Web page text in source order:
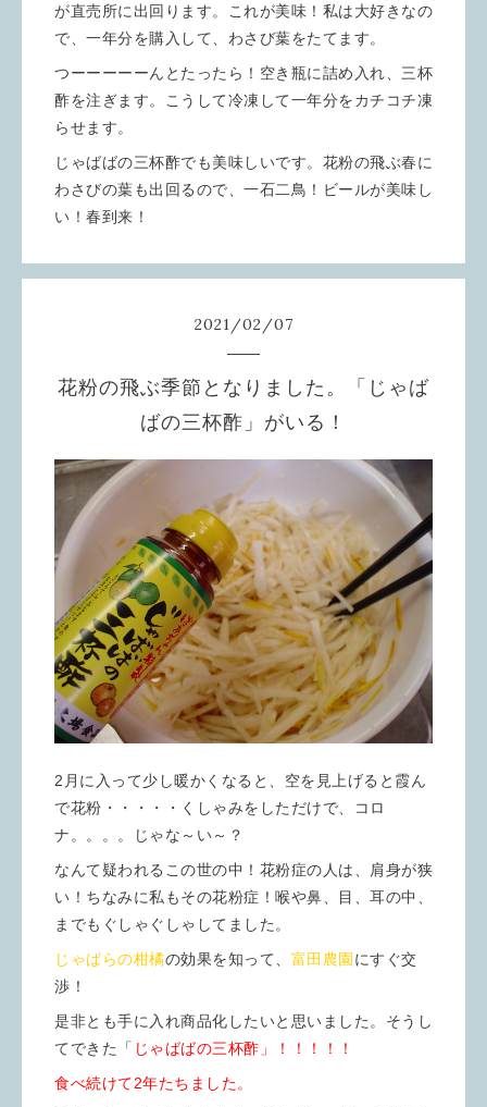
が直売所に出回ります。これが美味！私は大好きなの
で、一年分を購入して、わさび葉をたてます。
つーーーーーんとたったら！空き瓶に詰め入れ、三杯
酢を注ぎます。こうして冷凍して一年分をカチコチ凍
らせます。
じゃばばの三杯酢でも美味しいです。花粉の飛ぶ春に
わさびの葉も出回るので、一石二鳥！ビールが美味し
い！春到来！
2021/02/07
花粉の飛ぶ季節となりました。「じゃば
ばの三杯酢」がいる！
2月に入って少し暖かくなると、空を見上げると霞ん
で花粉・・・・・くしゃみをしただけで、コロ
ナ。。。。じゃな～い～？
なんて疑われるこの世の中！花粉症の人は、肩身が狭
い！ちなみに私もその花粉症！喉や鼻、目、耳の中、
までもぐしゃぐしゃしてました。
じゃばらの柑橘の効果を知って、 富田農園 にすぐ交
渉！
是非とも手に入れ商品化したいと思いました。そうし
てできた「 じゃばばの三杯酢」！！！！！
食べ続けて2年たちました。